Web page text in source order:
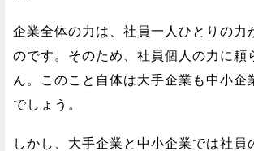
企業全体の力は、社員一人ひとりの力
のです。そのため、社員個人の力に頼
ん。このこと自体は大手企業も中小企
でしょう。
しかし、大手企業と中小企業では社員